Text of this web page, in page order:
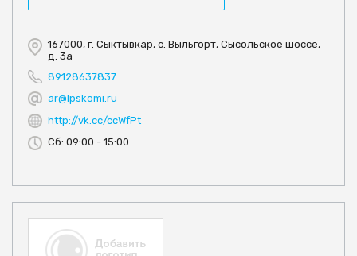
167000, г. Сыктывкар, с. Выльгорт, Сысольское шоссе,
д. 3а
89128637837
ar@lpskomi.ru
http://vk.cc/ccWfPt
Сб: 09:00 - 15:00